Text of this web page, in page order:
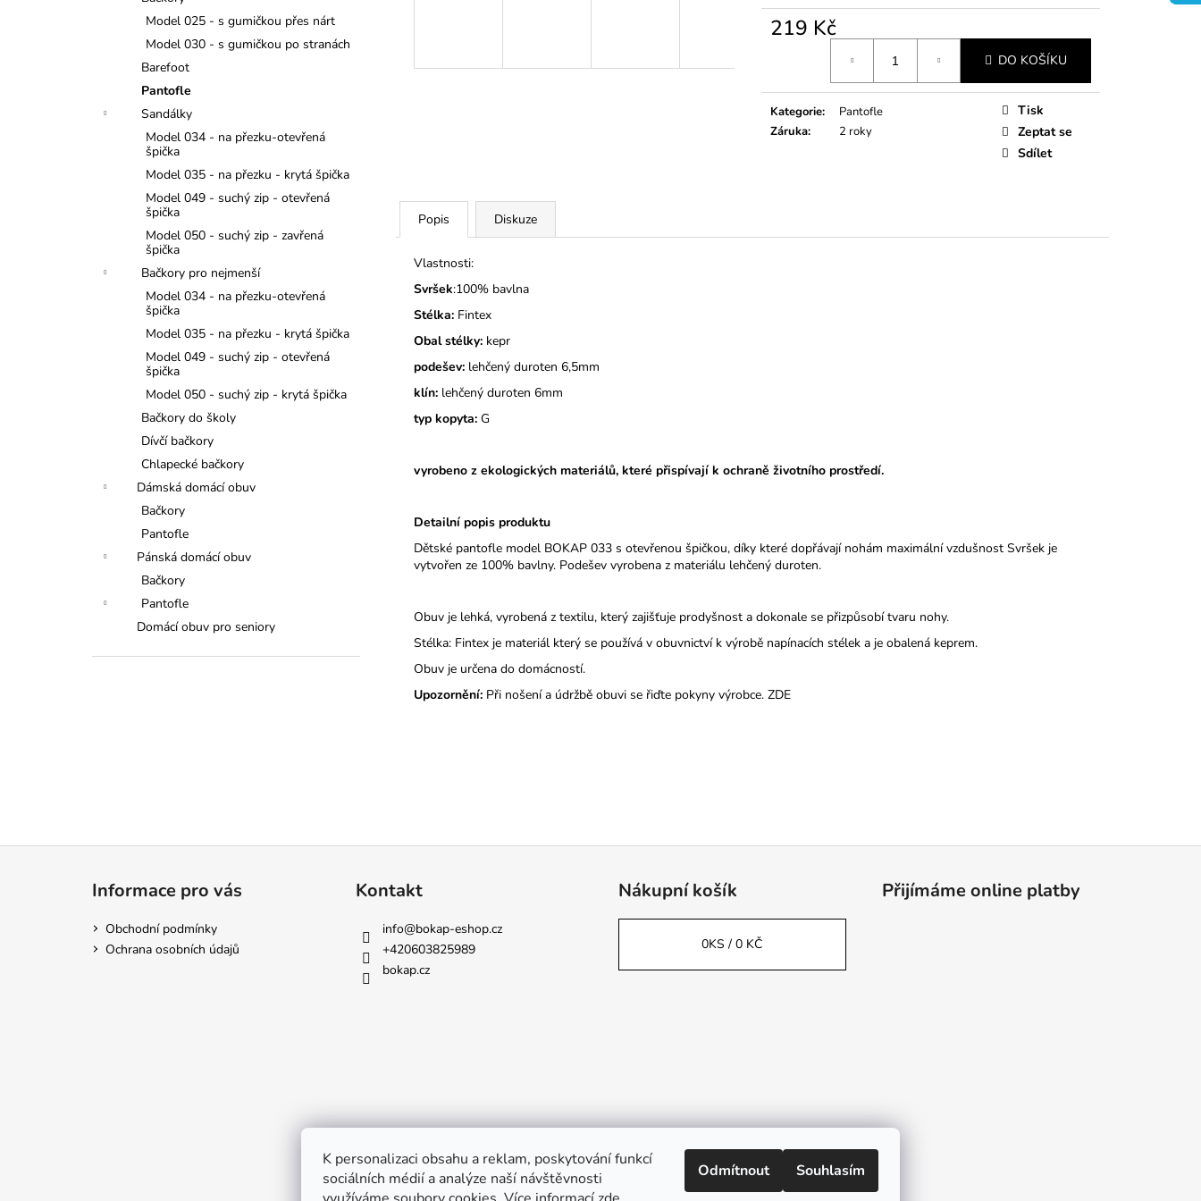
K personalizaci obsahu a reklam, poskytování funkcí
sociálních médií a analýze naší návštěvnosti
Odmítnout Souhlasím
Model 025 - s gumičkou přes nárt
Model 030 - s gumičkou po stranách
Barefoot
Pantofle
Sandálky
Model 034 - na přezku-otevřená
špička
Model 035 - na přezku - krytá špička
Model 049 - suchý zip - otevřená
špička
Model 050 - suchý zip - zavřená
špička
Bačkory pro nejmenší
Model 034 - na přezku-otevřená
špička
Model 035 - na přezku - krytá špička
Model 049 - suchý zip - otevřená
špička
Model 050 - suchý zip - krytá špička
Bačkory do školy
Dívčí bačkory
Chlapecké bačkory
Dámská domácí obuv
Bačkory
Pantofle
Pánská domácí obuv
Bačkory
Pantofle
Domácí obuv pro seniory
219 Kč
DO KOŠÍKU
Kategorie:
Pantofle
Záruka: 2 roky
Tisk
Zeptat se
Sdílet
Popis Diskuze
Vlastnosti:
Svršek:100% bavlna
Stélka: Fintex
Obal stélky: kepr
podešev: lehčený duroten 6,5mm
klín: lehčený duroten 6mm
typ kopyta: G
vyrobeno z ekologických materiálů, které přispívají k ochraně životního prostředí.
Detailní popis produktu
Dětské pantofle model BOKAP 033 s otevřenou špičkou, díky které dopřávají nohám maximální vzdušnost Svršek je
vytvořen ze 100% bavlny. Podešev vyrobena z materiálu lehčený duroten.
Obuv je lehká, vyrobená z textilu, který zajišťuje prodyšnost a dokonale se přizpůsobí tvaru nohy.
Stélka: Fintex je materiál který se používá v obuvnictví k výrobě napínacích stélek a je obalená keprem.
Obuv je určena do domácností.
Upozornění: Při nošení a údržbě obuvi se řiďte pokyny výrobce. ZDE
Informace pro vás
Obchodní podmínky
Ochrana osobních údajů
Kontakt
info@bokap-eshop.cz
+420603825989
bokap.cz
Nákupní košík
0KS /0 KČ
Přijímáme online platby
Napsali o nás